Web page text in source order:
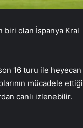
biri olan İspanya Kral
16 turu ile heyecan
mücadele ettiği
canlı izlenebilir.